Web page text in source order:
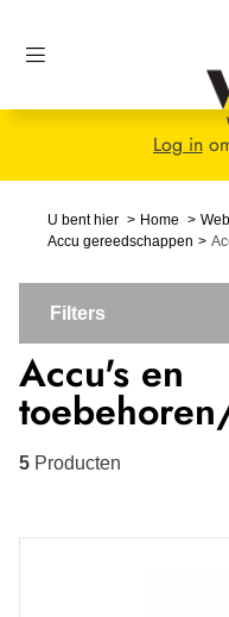
Log in
U bent hier Home
Accu gereedschappen
Filters
Accu's en
5 Producten